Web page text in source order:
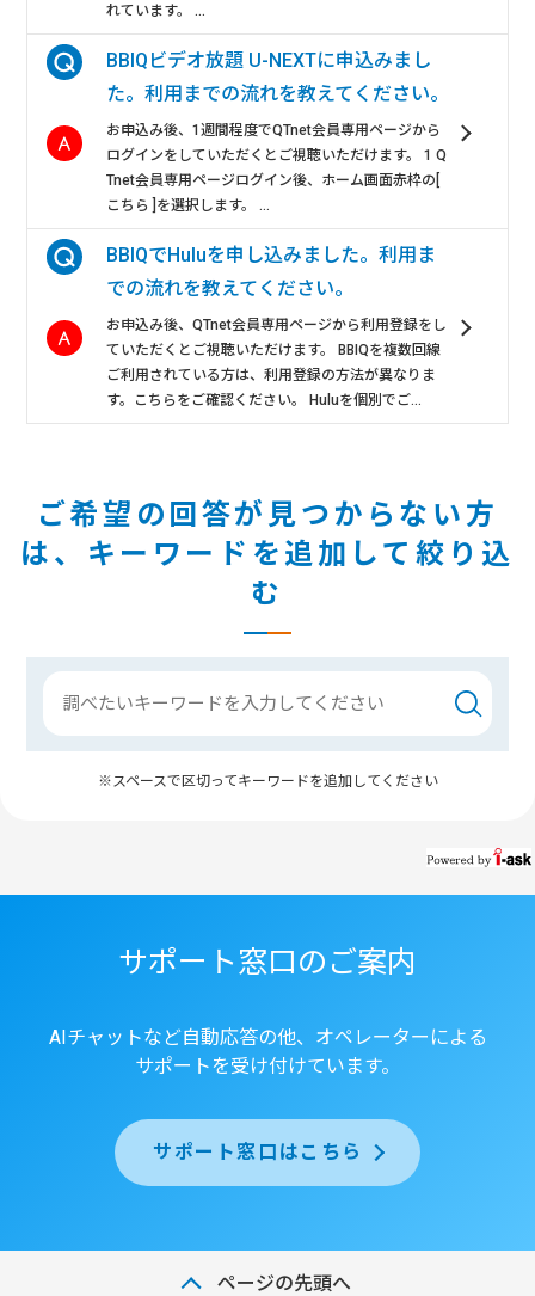
れています。 ...
BBIQビデオ放題 U-NEXTに申込みまし
た。利用までの流れを教えてください。
お申込み後、1週間程度でQTnet会員専用ページから
ログインをしていただくとご視聴いただけます。 1 Q
Tnet会員専用ページログイン後、ホーム画面赤枠の[
こちら ]を選択します。 ...
BBIQでHuluを申し込みました。利用ま
での流れを教えてください。
お申込み後、QTnet会員専用ページから利用登録をし
ていただくとご視聴いただけます。 BBIQを複数回線
ご利用されている方は、利用登録の方法が異なりま
す。こちらをご確認ください。 Huluを個別でご...
ご希望の回答が見つからない方
は、 キーワードを追加して絞り込
む
※スペースで区切ってキーワードを追加してください
サポート窓口のご案内
AIチャットなど自動応答の他、オペレーターによる
サポートを受け付けています。
サポート窓口はこちら
ページの先頭へ